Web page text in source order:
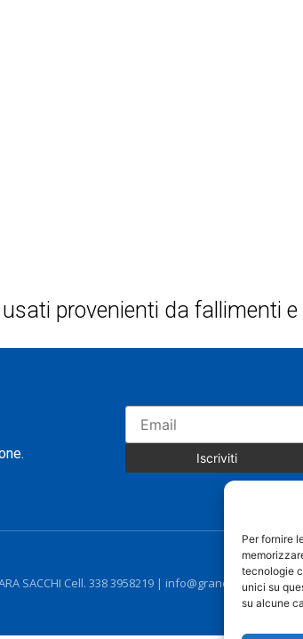
Per fornire
tecnologie
unici su
su alcune
provenienti da fallimenti
SACCHI Cell. 338 3958219 |